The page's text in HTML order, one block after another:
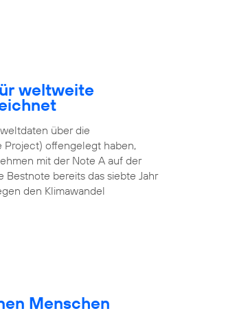
weltweite
über die
Project) offengelegt haben,
mit der Note A auf der
bereits das siebte Jahr
den Klimawandel
Menschen